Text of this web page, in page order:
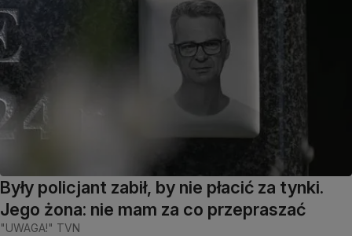
Były policjant zabił, by nie płacić za tynki.
Jego żona: nie mam za co przepraszać
"UWAGA!" TVN